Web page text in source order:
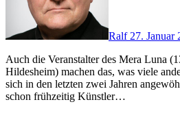
Ralf 27. Januar
Auch die Veranstalter des Mera Luna (13. und 14.08.2011 in
Hildesheim) machen das, was viele
sich in den letzten zwei Jahren
schon frühzeitig Künstler…